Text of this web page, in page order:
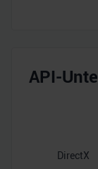
API-
DirectX